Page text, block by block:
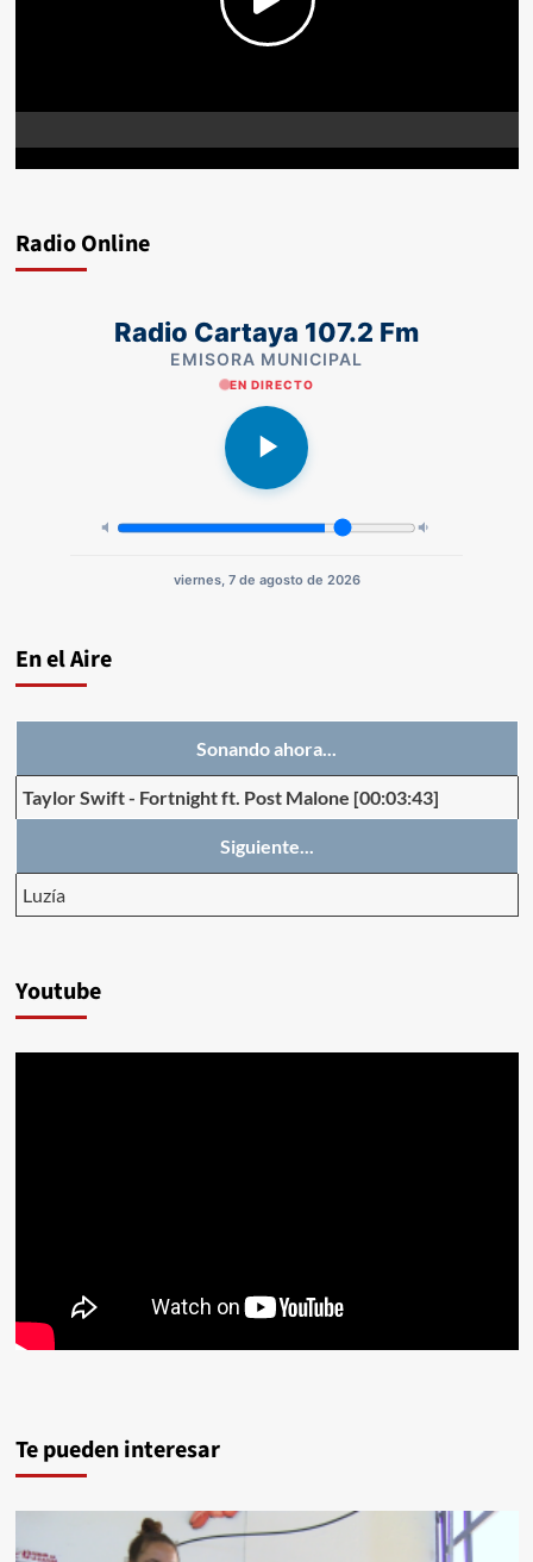
Radio Online
Radio Cartaya 107.2 Fm
EMISORA MUNICIPAL
EN DIRECTO
viernes, 7 de agosto de 2026
En el Aire
Sonando ahora...
Taylor Swift- Fortnight ft. Post Malone [00:03:43]
Siguiente...
Luzía
Youtube
Te pueden interesar